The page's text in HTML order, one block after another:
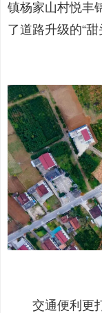
镇杨家山村悦丰
了道路升级的“甜
交通便利更打